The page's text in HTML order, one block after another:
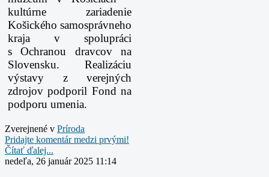
kultúrne zariadenie
Košického samosprávneho
kraja v spolupráci
s Ochranou dravcov na
Slovensku. Realizáciu
výstavy z verejných
zdrojov podporil Fond na
podporu umenia.
Zverejnené v Prí­roda
Pridajte komentár medzi prvými!
Čítať ďalej...
nedeľa, 26 január 2025 11:14